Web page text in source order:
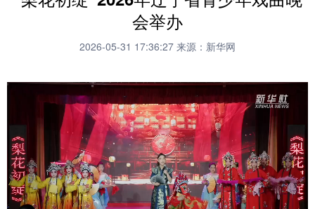
体育 视频 直播 无人机
地方频道
北京 天津 河北 山西
辽宁 吉林 上海 江苏
会举办
2026-05-31 17:36:27 来源：新华网